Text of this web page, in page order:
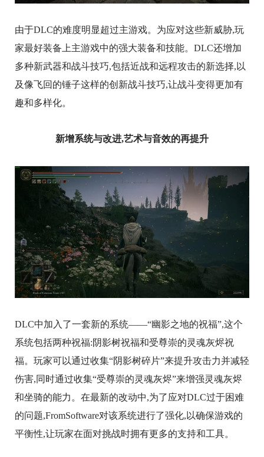
由于DLC的难度明显超过主游戏。为应对这些新威胁,玩
家最好装备上主游戏中的强大装备和技能。DLC还增加
多种新武器和战斗技巧,包括近战和远程攻击的新选择,以
及像飞回的锤子这样的创新战斗技巧,让战斗变得更加有
趣和多样化。
新增系统与改进,艺术与音效的再提升
DLC中加入了一套新的系统——“幽影之地的祝福”,这个
系统包括两种祝福:阴影树祝福和受尊崇的灵魂灰烬祝
福。玩家可以通过收集“阴影树碎片”来提升攻击力并减轻
伤害,同时通过收集“受尊崇的灵魂灰烬”来增强灵魂灰烬
和坐骑的能力。在最新的改动中,为了应对DLC过于困难
的问题,FromSoftware对该系统进行了强化,以确保游戏的
平衡性,让玩家在面对挑战时拥有更多的支持和工具。